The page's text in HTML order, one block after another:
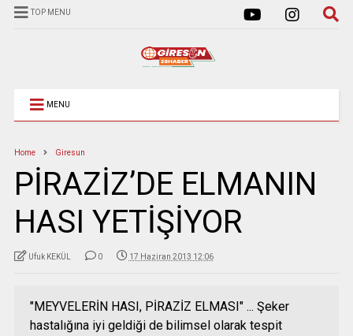
TOP MENU
MENU
Home Giresun
PİRAZİZ’DE ELMANIN
HASI YETİŞİYOR
Ufuk KEKÜL 0 17 Haziran 2013 12:06
"MEYVELERİN HASI, PİRAZİZ ELMASI" ... Şeker
hastalığına iyi geldiği de bilimsel olarak tespit